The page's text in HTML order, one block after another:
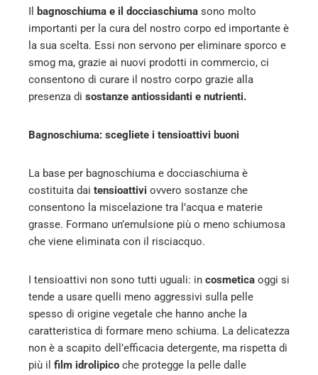
Il bagnoschiuma e il docciaschiuma sono molto
importanti per la cura del nostro corpo ed importante è
la sua scelta. Essi non servono per eliminare sporco e
smog ma, grazie ai nuovi prodotti in commercio, ci
consentono di curare il nostro corpo grazie alla
presenza di sostanze antiossidanti e nutrienti.
Bagnoschiuma: scegliete i tensioattivi buoni
La base per bagnoschiuma e docciaschiuma è
costituita dai tensioattivi ovvero sostanze che
consentono la miscelazione tra l’acqua e materie
grasse. Formano un’emulsione più o meno schiumosa
che viene eliminata con il risciacquo.
I tensioattivi non sono tutti uguali: in cosmetica oggi si
tende a usare quelli meno aggressivi sulla pelle
spesso di origine vegetale che hanno anche la
caratteristica di formare meno schiuma. La delicatezza
non è a scapito dell’efficacia detergente, ma rispetta di
più il film idrolipico che protegge la pelle dalle